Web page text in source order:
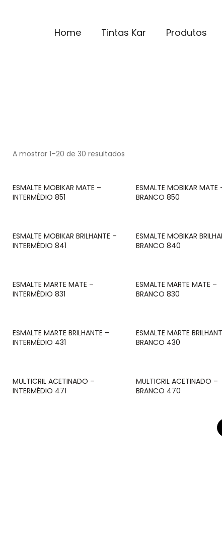
Home Tintas Kar Produtos
A mostrar 1–20 de 30 resultados
ESMALTE MOBIKAR MATE –
INTERMÉDIO 851
ESMALTE MOBIKAR MATE
BRANCO 850
ESMALTE MOBIKAR BRILHANTE –
INTERMÉDIO 841
ESMALTE MOBIKAR
BRANCO 840
ESMALTE MARTE MATE –
INTERMÉDIO 831
ESMALTE MARTE MATE –
BRANCO 830
ESMALTE MARTE BRILHANTE –
INTERMÉDIO 431
ESMALTE MARTE
BRANCO 430
MULTICRIL ACETINADO –
INTERMÉDIO 471
MULTICRIL ACETINADO –
BRANCO 470